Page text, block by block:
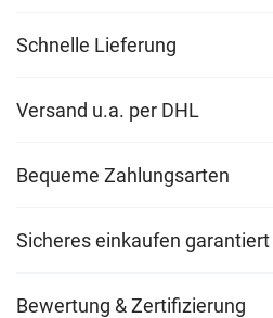
Schnelle Lieferung
Versand u.a. per DHL
Bequeme Zahlungsarten
Sicheres einkaufen garantiert
Bewertung & Zertifizierung